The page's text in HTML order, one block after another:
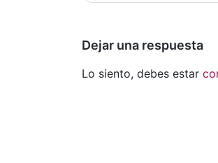
Dejar una respuesta
Lo siento, debes estar